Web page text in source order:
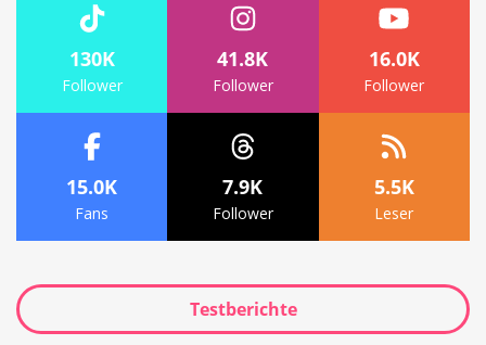
130K
Follower
41.8K
Follower
16.0K
Follower
15.0K
Fans
7.9K
Follower
5.5K
Leser
Testberichte